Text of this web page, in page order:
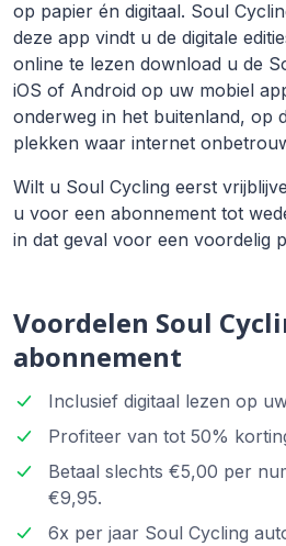
op papier én digitaal. Soul
deze app vindt u de digitale
online te lezen download u de
iOS of Android op uw mobiel
onderweg in het buitenland, op
plekken waar internet
Wilt u Soul Cycling eerst
u voor een abonnement tot
in dat geval voor een voordelig
Voordelen Soul
abonnement
Inclusief digitaal lezen op
Profiteer van tot 50%
Betaal slechts €5,00 per
€9,95.
6x per jaar Soul Cycling